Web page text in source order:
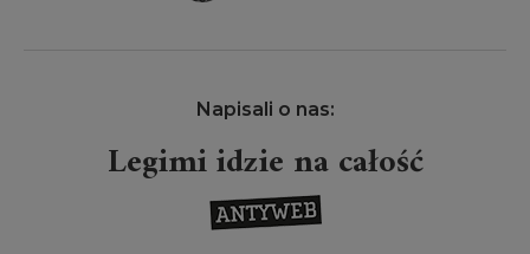
Napisali o nas:
Legimi idzie na całość